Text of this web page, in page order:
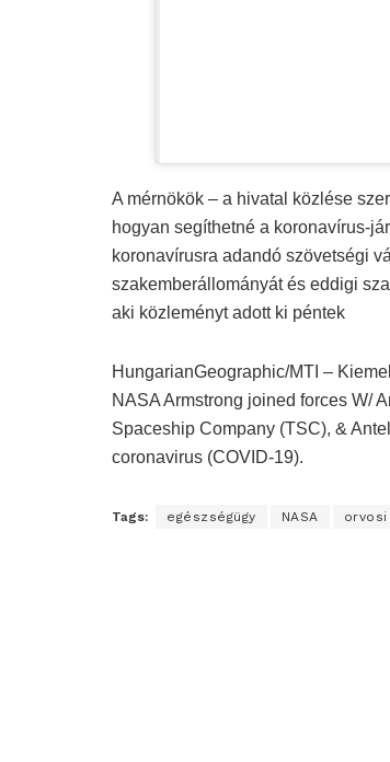
A mérnökök – a hivatal közlése
hogyan segíthetné a koronavírus-
koronavírusra adandó szövetségi
szakemberállományát és eddigi
aki közleményt adott ki péntek
HungarianGeographic/MTI –
NASA Armstrong joined forces W/
Spaceship Company (TSC), &
coronavirus (COVID-19).
Tags: egészségügy NASA